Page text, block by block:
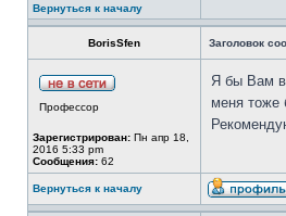
Вернуться к началу
BorisSfen Заголовок
Профессор
Зарегистрирован: Пн апр 18,
2016 5:33 pm
Сообщения: 62
Я бы Вам
меня тоже
Вернуться к началу